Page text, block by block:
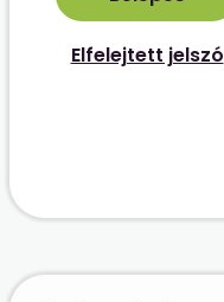
Elfelejtett jelszó